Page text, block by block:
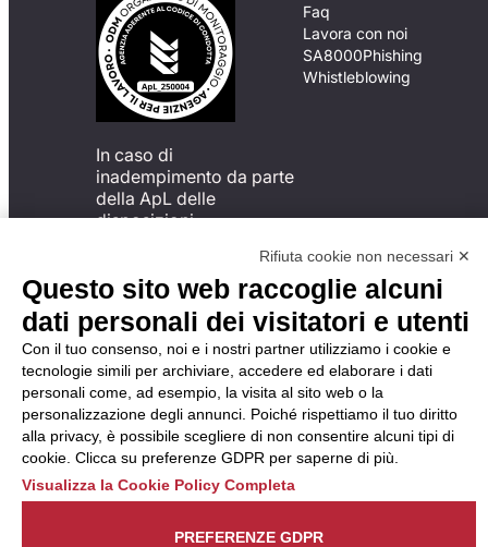
In caso di
inadempimento da parte
della ApL delle
disposizioni
possibile presentare un
reclamo
all’Organismo di
Monitoraggio utilizzando
una delle modalità
descritte al seguente
indirizzo web
https://odm-
agenzielavoro.it/reclami/.
Faq
Lavora con noi
SA8000Phishing
Whistleblowing
Rifiuta cookie non necessari ✕
Questo sito web raccoglie alcuni
dati personali dei visitatori e utenti
Con il tuo consenso, noi e i nostri partner utilizziamo i cookie e
tecnologie simili per archiviare, accedere ed elaborare i dati
personali come, ad esempio, la visita al sito web o la
personalizzazione degli annunci. Poiché rispettiamo il tuo diritto
alla privacy, è possibile scegliere di non consentire alcuni tipi di
cookie. Clicca su preferenze GDPR per saperne di più.
Visualizza la Cookie Policy Completa
PREFERENZE GDPR